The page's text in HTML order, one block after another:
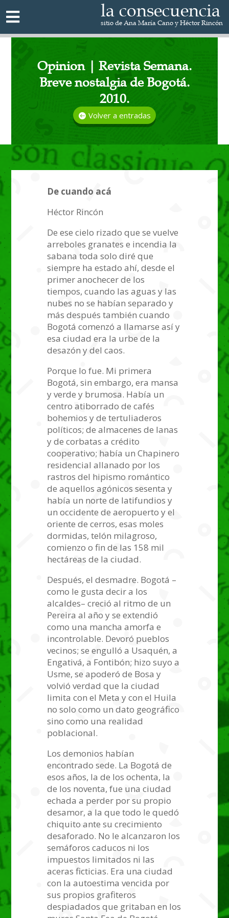
 la consecuencia
sitio de Ana María Cano y Héctor Rincón
Opinion | Revista Semana.
Breve nostalgia de Bogotá.
2010.
Volver a entradas
De cuando acá
Héctor Rincón
De ese cielo rizado que se vuelve
arreboles granates e incendia la
sabana toda solo diré que
siempre ha estado ahí, desde el
primer anochecer de los
tiempos, cuando las aguas y las
nubes no se habían separado y
más después también cuando
Bogotá comenzó a llamarse así y
esa ciudad era la urbe de la
desazón y del caos.
Porque lo fue. Mi primera
Bogotá, sin embargo, era mansa
y verde y brumosa. Había un
centro atiborrado de cafés
bohemios y de tertuliaderos
políticos; de almacenes de lanas
y de corbatas a crédito
cooperativo; había un Chapinero
residencial allanado por los
rastros del hipismo romántico
de aquellos agónicos sesenta y
había un norte de latifundios y
un occidente de aeropuerto y el
oriente de cerros, esas moles
dormidas, telón milagroso,
comienzo o fin de las 158 mil
hectáreas de la ciudad.
Después, el desmadre. Bogotá –
como le gusta decir a los
alcaldes– creció al ritmo de un
Pereira al año y se extendió
como una mancha amorfa e
incontrolable. Devoró pueblos
vecinos; se engulló a Usaquén, a
Engativá, a Fontibón; hizo suyo a
Usme, se apoderó de Bosa y
volvió verdad que la ciudad
limita con el Meta y con el Huila
no solo como un dato geográfico
sino como una realidad
poblacional.
Los demonios habían
encontrado sede. La Bogotá de
esos años, la de los ochenta, la
de los noventa, fue una ciudad
echada a perder por su propio
desamor, a la que todo le quedó
chiquito ante su crecimiento
desaforado. No le alcanzaron los
semáforos caducos ni los
impuestos limitados ni las
aceras ficticias. Era una ciudad
con la autoestima vencida por
sus propios grafiteros
despiadados que gritaban en los